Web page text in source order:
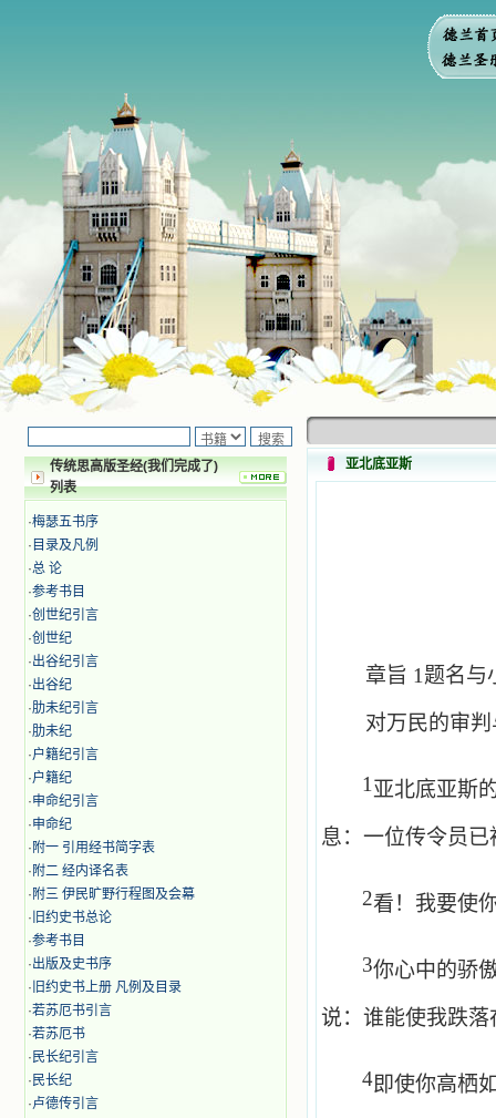
传统思高版圣经(我们完成了)
列表
·梅瑟五书序
· 目录及凡例
·总 论
·参考书目
·创世纪引言
·创世纪
·出谷纪引言
·出谷纪
·肋未纪引言
·肋未纪
·户籍纪引言
·户籍纪
·申命纪引言
·申命纪
· 附一 引用经书简字表
· 附二 经内译名表
· 附三 伊民旷野行程图及会幕
· 旧约史书总论
·参考书目
·出版及史书序
· 旧约史书上册 凡例及目录
·若苏厄书引言
·若苏厄书
· 民长纪引言
· 民长纪
·卢德传引言
亚北底亚斯
章旨 1 题名与
对万民的审
1 亚北底亚斯
息：一位传令员
2看！我要使
3你心中的骄
说：谁能使我跌落
4即使你高栖